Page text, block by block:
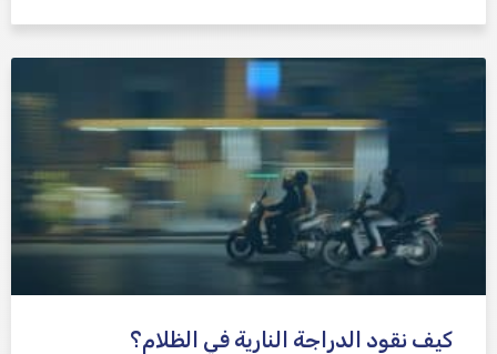
كيف نقود الدراجة النارية في الظلام؟